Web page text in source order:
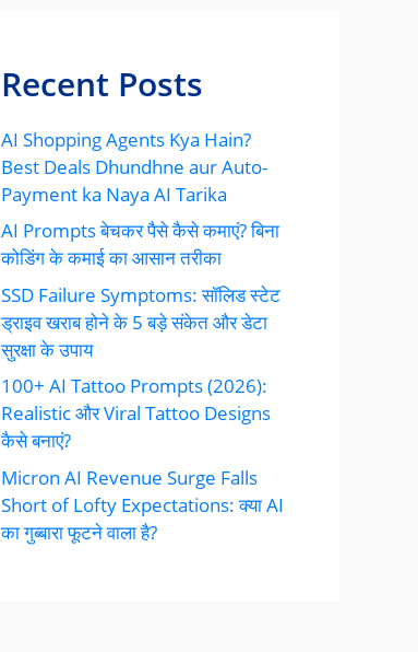
Recent Posts
AI Shopping Agents Kya Hain?
Best Deals Dhundhne aur Auto-
Payment ka Naya AI Tarika
AI Prompts बेचकर पैसे कैसे कमाएं? बिना
कोडिंग के कमाई का आसान तरीका
SSD Failure Symptoms: सॉलिड स्टेट
ड्राइव खराब होने के 5 बड़े संकेत और डेटा
सुरक्षा के उपाय
100+ AI Tattoo Prompts (2026):
Realistic और Viral Tattoo Designs
कैसे बनाएं?
Micron AI Revenue Surge Falls
Short of Lofty Expectations: क्या AI
का गुब्बारा फूटने वाला है?